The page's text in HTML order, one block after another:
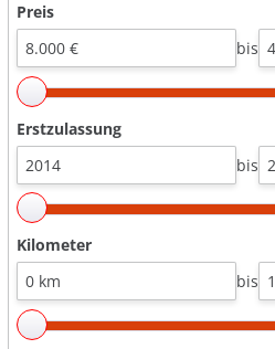
Preis
bis
Erstzulassung
bis
Kilometer
bis